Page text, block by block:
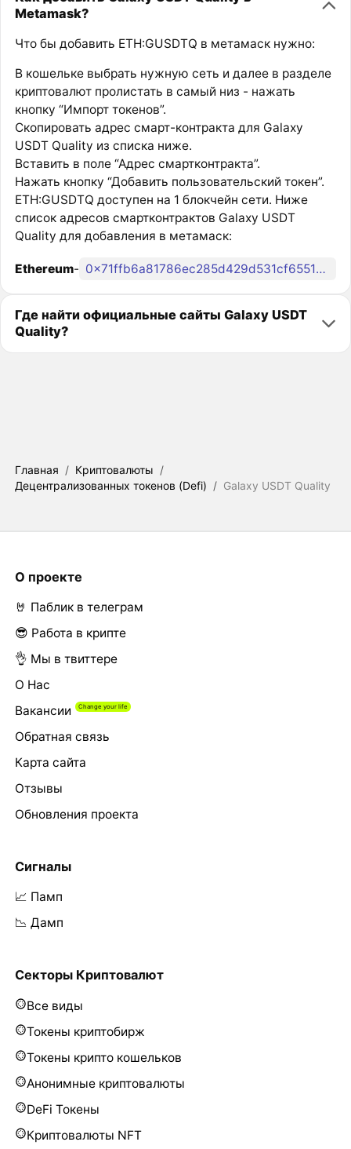
Metamask?
Что бы добавить ETH:GUSDTQ в метамаск нужно:
В кошельке выбрать нужную сеть и далее в разделе
криптовалют пролистать в самый низ - нажать
кнопку “Импорт токенов”.
Скопировать адрес смарт-контракта для Galaxy
USDT Quality из списка ниже.
Вставить в поле “Адрес смартконтракта”.
Нажать кнопку “Добавить пользовательский токен”.
ETH:GUSDTQ доступен на 1 блокчейн сети. Ниже
список адресов смартконтрактов Galaxy USDT
Quality для добавления в метамаск:
Ethereum- 0x71ffb6a81786ec285d429d531cf655107b9d878d
Где найти официальные сайты Galaxy USDT
Quality?
Главная / Криптовалюты /
Децентрализованных токенов (Defi) / Galaxy USDT Quality
О проекте
🤘 Паблик в телеграм
😎 Работа в крипте
👌 Мы в твиттере
О Нас
Вакансии
Обратная связь
Карта сайта
Отзывы
Обновления проекта
Сигналы
📈 Памп
📉 Дамп
Секторы Криптовалют
Все виды
Токены криптобирж
Токены крипто кошельков
Анонимные криптовалюты
DeFi Токены
Криптовалюты NFT